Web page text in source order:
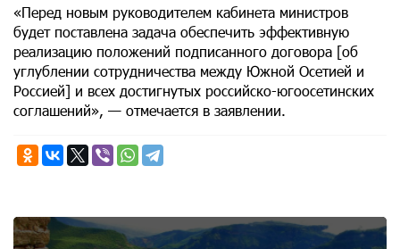
«Перед новым руководителем кабинета министров
будет поставлена задача обеспечить эффективную
реализацию положений подписанного договора [об
углублении сотрудничества между Южной Осетией и
Россией] и всех достигнутых российско-югоосетинских
соглашений», — отмечается в заявлении.